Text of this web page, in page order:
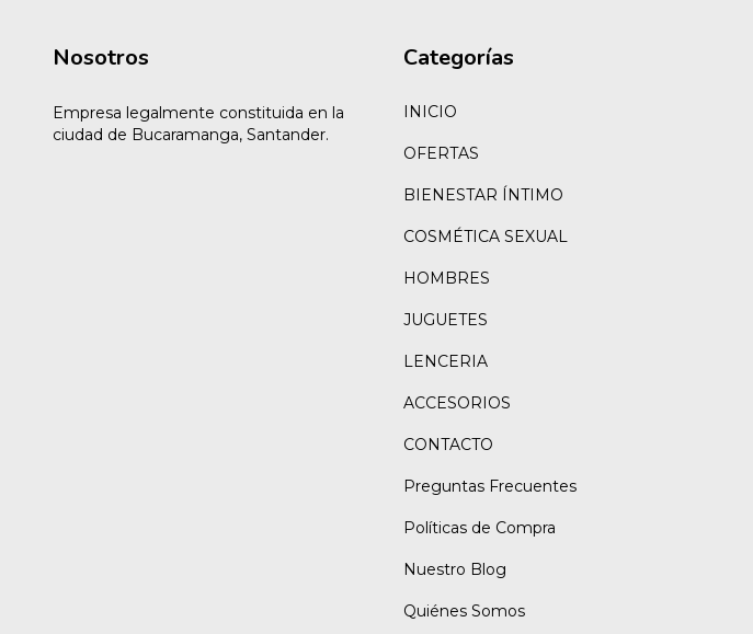
Nosotros
Empresa legalmente constituida en la
ciudad de Bucaramanga, Santander.
Categorías
INICIO
OFERTAS
BIENESTAR ÍNTIMO
COSMÉTICA SEXUAL
HOMBRES
JUGUETES
LENCERIA
ACCESORIOS
CONTACTO
Preguntas Frecuentes
Políticas de Compra
Nuestro Blog
Quiénes Somos